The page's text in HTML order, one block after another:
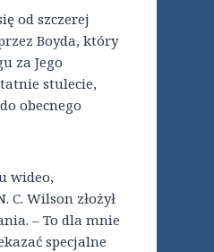
od szczerej
Boyda, który
za Jego
stulecie,
obecnego
wideo,
C. Wilson złożył
– To dla mnie
specjalne